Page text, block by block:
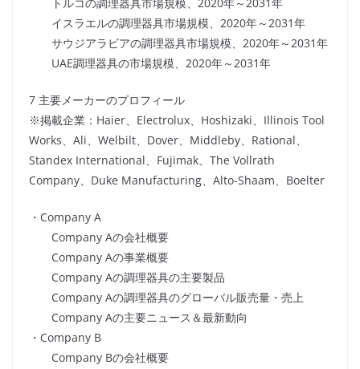
イスラエルの調理器具市場規模、2020年～2031年
サウジアラビアの調理器具市場規模、2020年～2031年
UAE調理器具の市場規模、2020年～2031年
7 主要メーカーのプロフィール
※掲載企業：Haier、Electrolux、Hoshizaki、Illinois Tool
Works、Ali、Welbilt、Dover、Middleby、Rational、
Standex International、Fujimak、The Vollrath
Company、Duke Manufacturing、Alto-Shaam、Boelter
・Company A
Company Aの会社概要
Company Aの事業概要
Company Aの調理器具の主要製品
Company Aの調理器具のグローバル販売量・売上
Company Aの主要ニュース＆最新動向
・Company B
Company Bの会社概要